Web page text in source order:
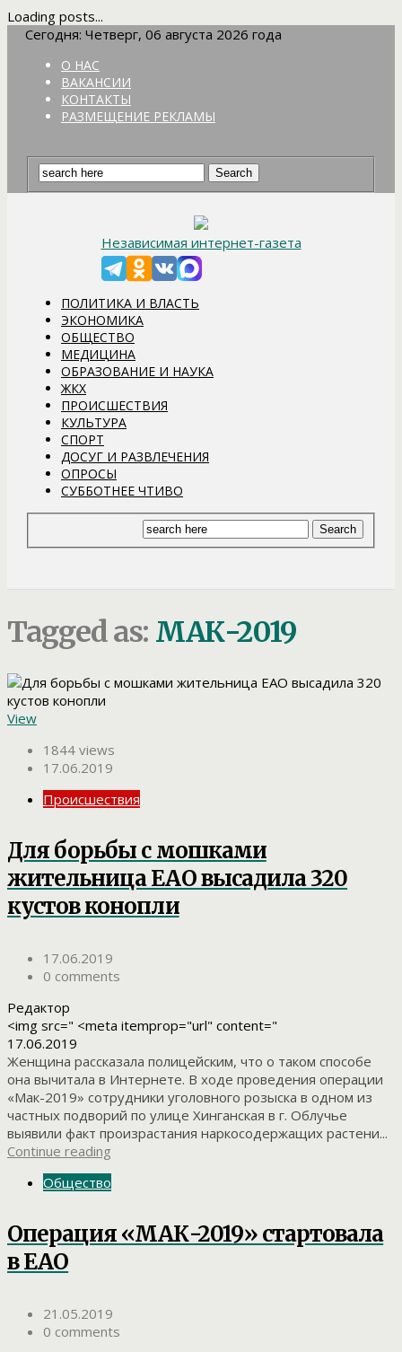
Loading posts...
Сегодня: Четверг, 06 августа 2026 года
О НАС
ВАКАНСИИ
КОНТАКТЫ
РАЗМЕЩЕНИЕ РЕКЛАМЫ
Независимая интернет-газета
ПОЛИТИКА И ВЛАСТЬ
ЭКОНОМИКА
ОБЩЕСТВО
МЕДИЦИНА
ОБРАЗОВАНИЕ И НАУКА
ЖКХ
ПРОИСШЕСТВИЯ
КУЛЬТУРА
СПОРТ
ДОСУГ И РАЗВЛЕЧЕНИЯ
ОПРОСЫ
СУББОТНЕЕ ЧТИВО
Tagged as: МАК-2019
View
1844 views
17.06.2019
Происшествия
Для борьбы с мошками
жительница ЕАО высадила 320
кустов конопли
17.06.2019
0 comments
Редактор
<img src=" <meta itemprop="url" content="
17.06.2019
Женщина рассказала полицейским, что о таком способе
она вычитала в Интернете. В ходе проведения операции
«Мак-2019» сотрудники уголовного розыска в одном из
частных подворий по улице Хинганская в г. Облучье
выявили факт произрастания наркосодержащих растени...
Continue reading
Общество
Операция «МАК-2019» стартовала
в ЕАО
21.05.2019
0 comments